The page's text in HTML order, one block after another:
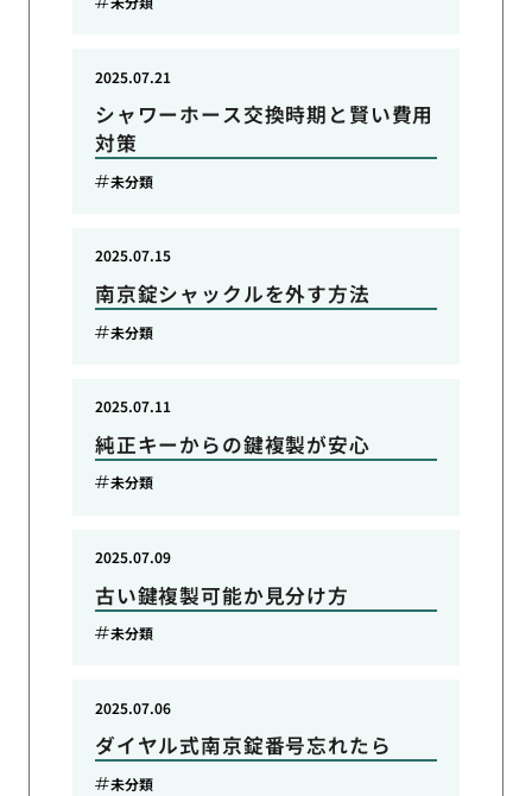
シャワーホース交換時期と賢い費用
対策
2025.07.21
未分類
南京錠シャックルを外す方法
2025.07.15
未分類
純正キーからの鍵複製が安心
2025.07.11
未分類
古い鍵複製可能か見分け方
2025.07.09
未分類
ダイヤル式南京錠番号忘れたら
2025.07.06
未分類